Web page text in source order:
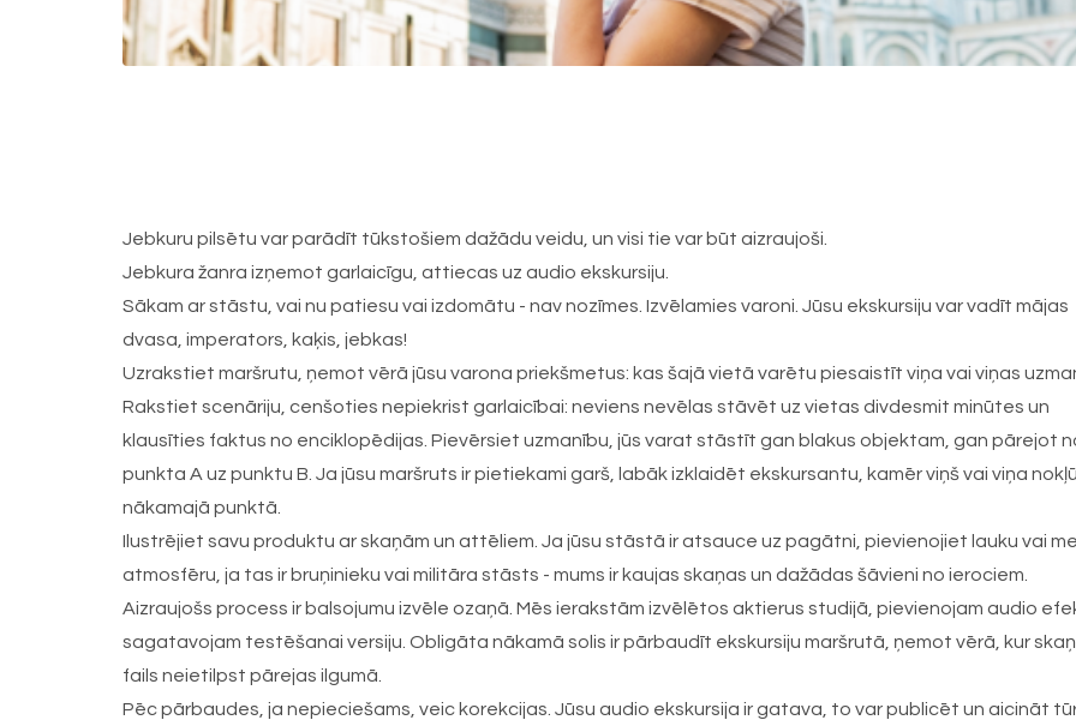
Jebkuru pilsētu var parādīt tūkstošiem dažādu veidu, un visi tie var būt aizraujoši.
Jebkura žanra izņemot garlaicīgu, attiecas uz audio ekskursiju.
Sākam ar stāstu, vai nu patiesu vai izdomātu - nav nozīmes. Izvēlamies varoni. Jūsu ekskursiju var vadīt mājas
dvasa, imperators, kaķis, jebkas!
Uzrakstiet maršrutu, ņemot vērā jūsu varona priekšmetus: kas šajā vietā varētu piesaistīt viņa vai viņas
Rakstiet scenāriju, cenšoties nepiekrist garlaicībai: neviens nevēlas stāvēt uz vietas divdesmit minūtes un
klausīties faktus no enciklopēdijas. Pievērsiet uzmanību, jūs varat stāstīt gan blakus objektam, gan pārejot
punkta A uz punktu B. Ja jūsu maršruts ir pietiekami garš, labāk izklaidēt ekskursantu, kamēr viņš vai viņa
nākamajā punktā.
Ilustrējiet savu produktu ar skaņām un attēliem. Ja jūsu stāstā ir atsauce uz pagātni, pievienojiet lauku vai
atmosfēru, ja tas ir bruņinieku vai militāra stāsts - mums ir kaujas skaņas un dažādas šāvieni no ierociem.
Aizraujošs process ir balsojumu izvēle ozaņā. Mēs ierakstām izvēlētos aktierus studijā, pievienojam audio
sagatavojam testēšanai versiju. Obligāta nākamā solis ir pārbaudīt ekskursiju maršrutā, ņemot vērā, kur
fails neietilpst pārejas ilgumā.
Pēc pārbaudes, ja nepieciešams, veic korekcijas. Jūsu audio ekskursija ir gatava, to var publicēt un aicināt